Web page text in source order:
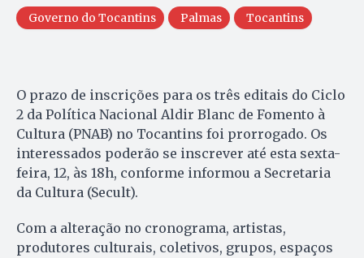
Governo do Tocantins Palmas Tocantins
O prazo de inscrições para os três editais do Ciclo
2 da Política Nacional Aldir Blanc de Fomento à
Cultura (PNAB) no Tocantins foi prorrogado. Os
interessados poderão se inscrever até esta sexta-
feira, 12, às 18h, conforme informou a Secretaria
da Cultura (Secult).
Com a alteração no cronograma, artistas,
produtores culturais, coletivos, grupos, espaços